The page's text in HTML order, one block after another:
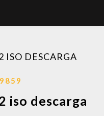
ISO DESCARGA
iso descarga